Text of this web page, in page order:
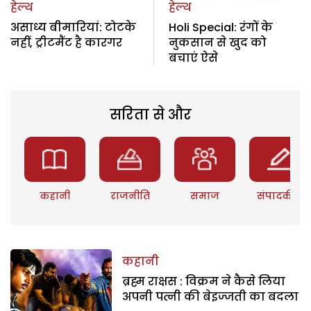
हेल्थ
असाध्य बीमारियां: टोटके
नहीं, ट्रीटमैंट है कारगर
हेल्थ
Holi Special: रंगों के
नुकसान से खुद को
बचाएं ऐसे
सरिता से और
कहानी राजनीति समाज संपादकीय
कहानी
ब्रह्म राक्षस : विक्रम ने कैसे लिया
अपनी पत्नी की बेइज्जती का बदला